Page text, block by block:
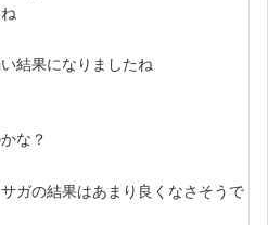
結果になりましたね
な？
ガの結果はあまり良くなさそうで